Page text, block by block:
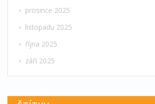
prosince 2025
listopadu 2025
října 2025
září 2025